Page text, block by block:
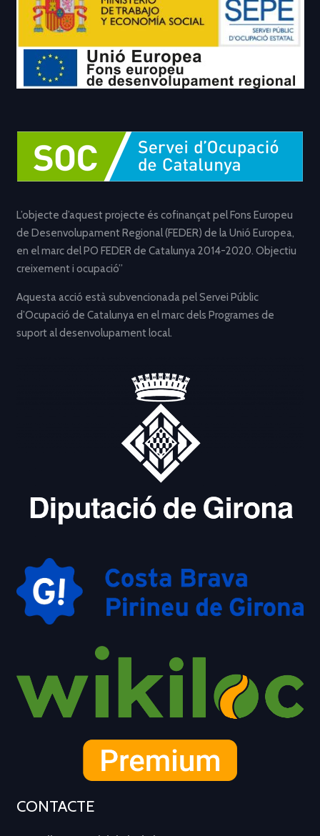
L’objecte d’aquest projecte és cofinançat pel Fons Europeu
de Desenvolupament Regional (FEDER) de la Unió Europea,
en el marc del PO FEDER de Catalunya 2014-2020. Objectiu
creixement i ocupació”
Aquesta acció està subvencionada pel Servei Públic
d’Ocupació de Catalunya en el marc dels Programes de
suport al desenvolupament local.
CONTACTE